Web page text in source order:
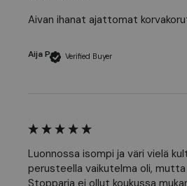
Verified Buyer
Aija P
Aivan ihanat ajattomat
Luonnossa isompi ja väri vielä
perusteella vaikutelma oli,
Stopparia ei ollut koukussa